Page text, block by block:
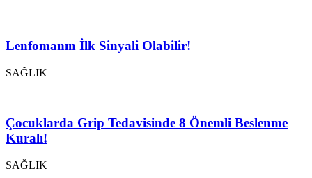
Lenfomanın İlk Sinyali Olabilir!
SAĞLIK
Çocuklarda Grip Tedavisinde 8 Önemli Beslenme
Kuralı!
SAĞLIK